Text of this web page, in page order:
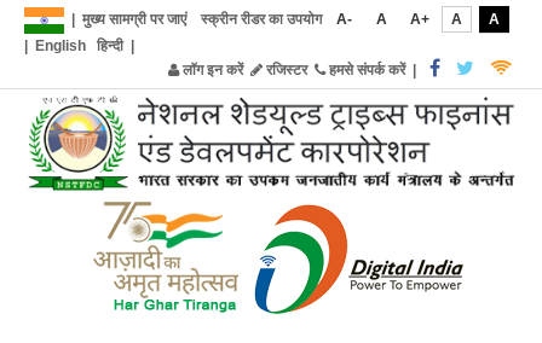
मुख्य सामग्री पर जाएं स्क्रीन रीडर का उपयोग A- A A+ A
A
English हिन्दी|
लॉग इन करें
रजिस्टर हमसे संपर्क करें|